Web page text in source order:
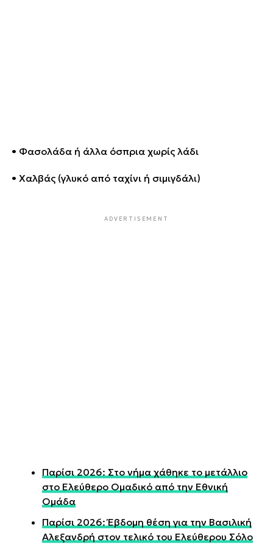
• Φασολάδα ή άλλα όσπρια χωρίς λάδι
• Χαλβάς (γλυκό από ταχίνι ή σιμιγδάλι)
ADVERTISEMENT
Παρίσι 2026: Στο νήμα χάθηκε το μετάλλιο
στο Ελεύθερο Ομαδικό από την Εθνική
Ομάδα
Παρίσι 2026: Έβδομη θέση για την Βασιλική
Αλεξανδρή στον τελικό του Ελεύθερου Σόλο